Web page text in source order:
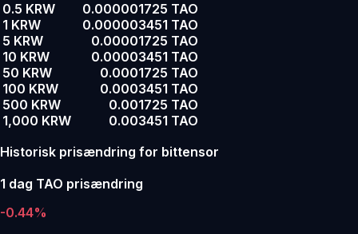
0.5 KRW
0.000001725 TAO
1 KRW
0.000003451 TAO
5 KRW
0.00001725 TAO
10 KRW
0.00003451 TAO
50 KRW
0.0001725 TAO
100 KRW
0.0003451 TAO
500 KRW
0.001725 TAO
1,000 KRW
0.003451 TAO
Historisk prisændring for bittensor
1 dag TAO prisændring
-0.44%